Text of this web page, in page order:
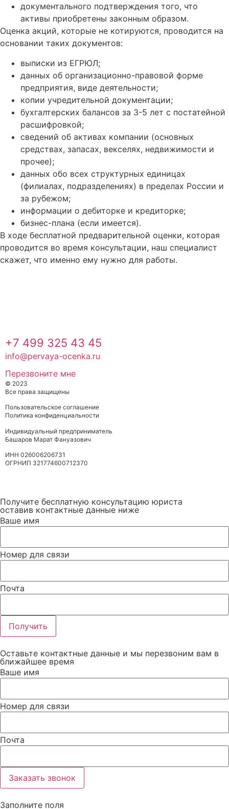
документального подтверждения того, что
активы приобретены законным образом.
Оценка акций, которые не котируются, проводится на
основании таких документов:
выписки из ЕГРЮЛ;
данных об организационно-правовой форме
предприятия, виде деятельности;
копии учредительной документации;
бухгалтерских балансов за 3-5 лет с постатейной
расшифровкой;
сведений об активах компании (основных
средствах, запасах, векселях, недвижимости и
прочее);
данных обо всех структурных единицах
(филиалах, подразделениях) в пределах России и
за рубежом;
информации о дебиторке и кредиторке;
бизнес-плана (если имеется).
В ходе бесплатной предварительной оценки, которая
проводится во время консультации, наш специалист
скажет, что именно ему нужно для работы.
+7 499 325 43 45
info@pervaya-ocenka.ru
Перезвоните мне
© 2023
Все права защищены
Пользовательское соглашение
Политика конфиденциальности
Индивидуальный предприниматель
Башаров Марат Фануазович
ИНН 026006206731
ОГРНИП 321774600712370
Получите бесплатную консультацию юриста
оставив контактные данные ниже
Ваше имя
Номер для связи
Почта
Получить
Оставьте контактные данные и мы перезвоним вам в
ближайшее время
Ваше имя
Номер для связи
Почта
Заказать звонок
Заполните поля